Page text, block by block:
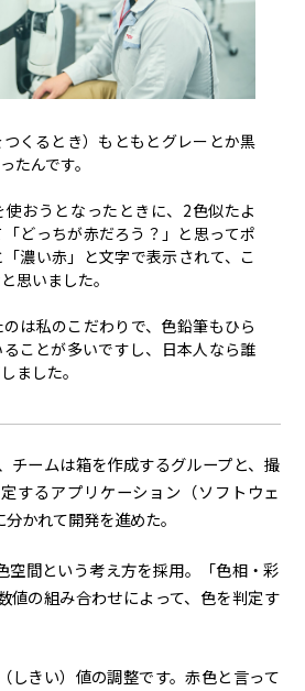
つくるとき）もともとグレーとか黒
たんです。
おうとなったときに、2色似たよ
どっちが赤だろう？」と思ってポ
濃い赤」と文字で表示されて、こ
思いました。
は私のこだわりで、色鉛筆もひら
ことが多いですし、日本人なら誰
ました。
チームは箱を作成するグループと、撮
するアプリケーション（ソフトウェ
かれて開発を進めた。
空間という考え方を採用。「色相・彩
値の組み合わせによって、色を判定す
しきい）値の調整です。赤色と言って